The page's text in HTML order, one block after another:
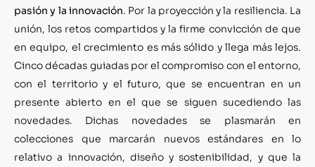
pasión y la innovación . Por la proyección y la resiliencia. La
unión, los retos compartidos y la firme convicción de que
en equipo, el crecimiento es más sólido y llega más lejos.
Cinco décadas guiadas por el compromiso con el entorno,
con el territorio y el futuro, que se encuentran en un
presente abierto en el que se siguen sucediendo las
novedades. Dichas novedades se plasmarán en
colecciones que marcarán nuevos estándares en lo
relativo a innovación, diseño y sostenibilidad, y que la